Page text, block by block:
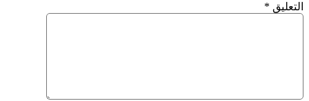
التعليق *